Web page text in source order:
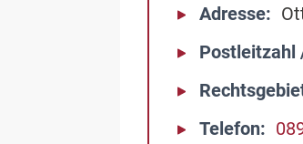
Adresse
Postleitzahl
Telefon